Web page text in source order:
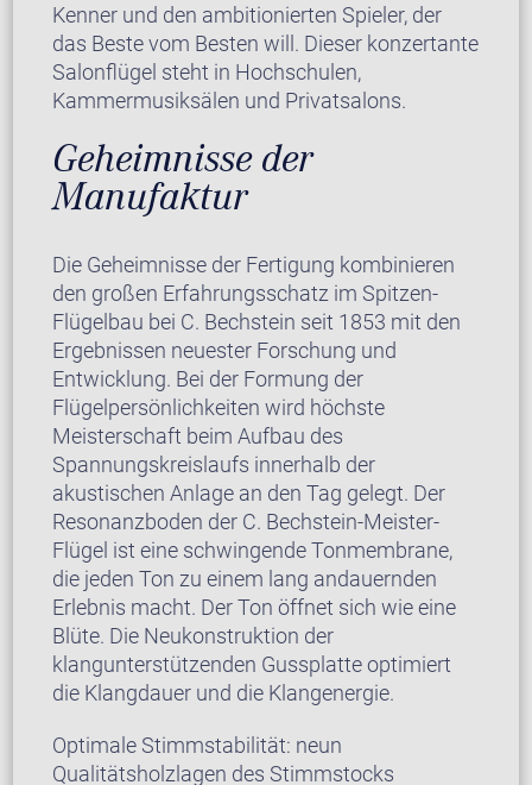
Kenner und den ambitionierten Spieler, der
das Beste vom Besten will. Dieser konzertante
Salonflügel steht in Hochschulen,
Kammermusiksälen und Privatsalons.
Geheimnisse der
Manufaktur
Die Geheimnisse der Fertigung kombinieren
den großen Erfahrungsschatz im Spitzen-
Flügelbau bei C. Bechstein seit 1853 mit den
Ergebnissen neuester Forschung und
Entwicklung. Bei der Formung der
Flügelpersönlichkeiten wird höchste
Meisterschaft beim Aufbau des
Spannungskreislaufs innerhalb der
akustischen Anlage an den Tag gelegt. Der
Resonanzboden der C. Bechstein-Meister-
Flügel ist eine schwingende Tonmembrane,
die jeden Ton zu einem lang andauernden
Erlebnis macht. Der Ton öffnet sich wie eine
Blüte. Die Neukonstruktion der
klangunterstützenden Gussplatte optimiert
die Klangdauer und die Klangenergie.
Optimale Stimmstabilität: neun
Qualitätsholzlagen des Stimmstocks